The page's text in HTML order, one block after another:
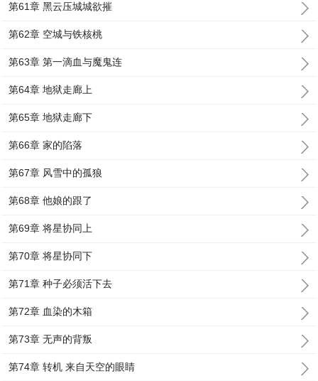
第61章 黑云压城城欲摧
第62章 空城与铁核桃
第63章 第一滴血与魔鬼连
第64章 地狱走廊上
第65章 地狱走廊下
第66章 家的陷落
第67章 风雪中的孤狼
第68章 他娘的跟了
第69章 将星协同上
第70章 将星协同下
第71章 种子必须活下去
第72章 血染的木箱
第73章 无声的背叛
第74章 转机 来自天空的眼睛